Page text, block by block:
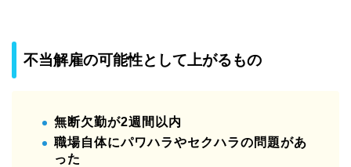
不当解雇の可能性として上がるもの
無断欠勤が2週間以内
職場自体にパワハラやセクハラの問題があ
った